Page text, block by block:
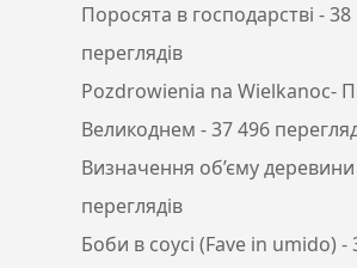
Поросята в господарстві - 38
переглядів
Pozdrowienia na Wielkanoc-
Великоднем - 37 496
Визначення об’єму деревини
переглядів
Боби в соусі (Fave in umido) -